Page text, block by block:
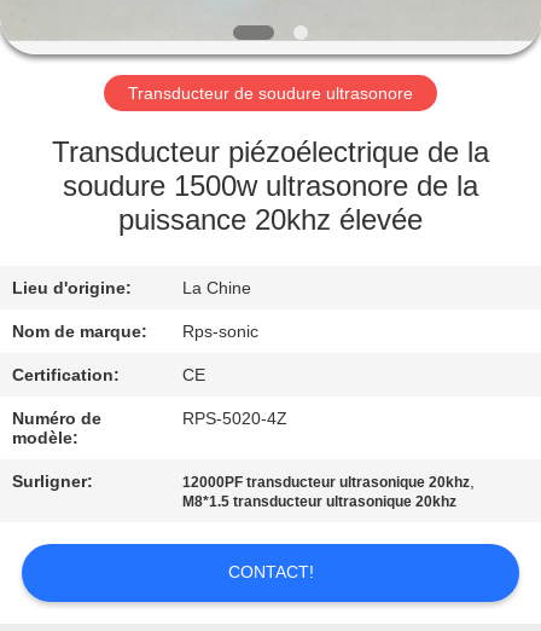
DE
NOUS
VISITE
D'USINE
DE
QUALITÉ
CONTACTEZ-
NOUS
CAS
Transducteur de soudure ultrasonore
Transducteur piézoélectrique de la
soudure 1500w ultrasonore de la
puissance 20khz élevée
Lieu d'origine: La Chine
Nom de marque: Rps-sonic
Certification: CE
Numéro de
modèle:
RPS-5020-4Z
Surligner: 12000PF transducteur ultrasonique 20khz,
M8*1.5 transducteur ultrasonique 20khz
CONTACT!